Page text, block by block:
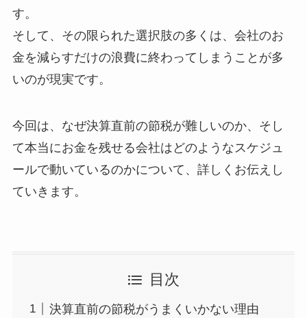
す。
そして、その限られた選択肢の多くは、会社のお
金を減らすだけの浪費に終わってしまうことが多
いのが現実です。
今回は、なぜ決算直前の節税が難しいのか、そし
て本当にお金を残せる会社はどのようなスケジュ
ールで動いているのかについて、詳しくお伝えし
ていきます。
目次
決算直前の節税がうまくいかない理由